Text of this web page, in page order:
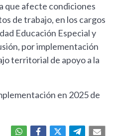
que afecte condiciones
de trabajo, en los cargos
Educación Especial y
por implementación
territorial de apoyo a la
en 2025 de